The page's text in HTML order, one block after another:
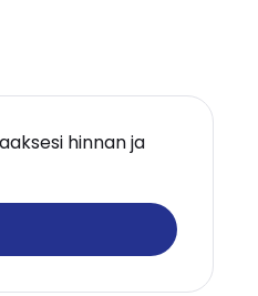
hinnan ja